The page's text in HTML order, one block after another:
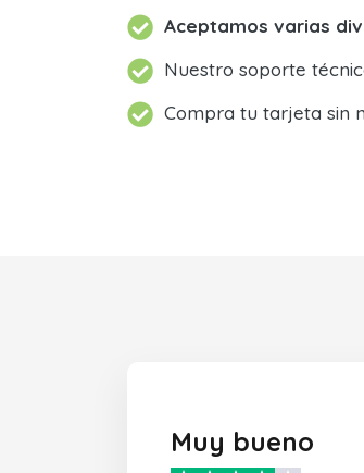
Aceptamos varias
Nuestro soporte
Compra tu tarjeta sin
Muy bueno